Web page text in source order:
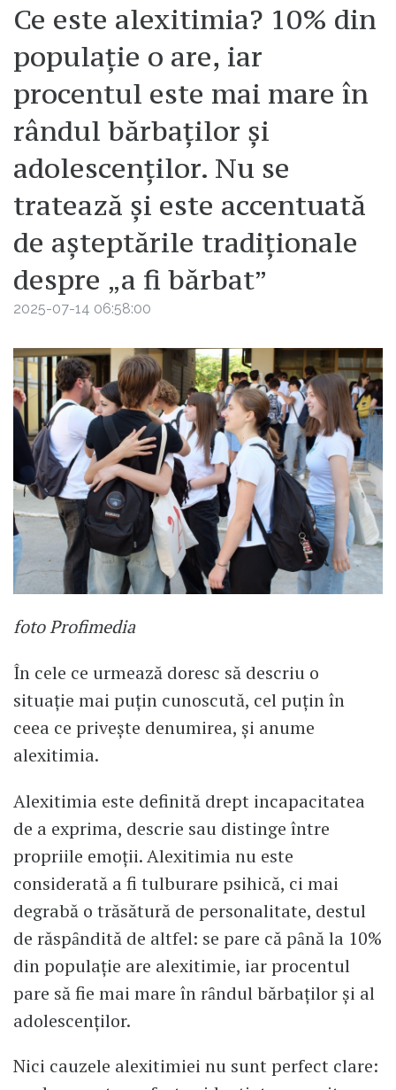
Ce este alexitimia? 10% din
populaţie o are, iar
procentul este mai mare în
rândul bărbaţilor şi
adolescenţilor. Nu se
tratează și este accentuată
de așteptările tradiționale
despre „a fi bărbat”
2025-07-14 06:58:00
foto Profimedia
În cele ce urmează doresc să descriu o
situaţie mai puţin cunoscută, cel puţin în
ceea ce priveşte denumirea, şi anume
alexitimia.
Alexitimia este definită drept incapacitatea
de a exprima, descrie sau distinge între
propriile emoţii. Alexitimia nu este
considerată a fi tulburare psihică, ci mai
degrabă o trăsătură de personalitate, destul
de răspȃndită de altfel: se pare că pȃnă la 10%
din populaţie are alexitimie, iar procentul
pare să fie mai mare în rȃndul bărbaţilor şi al
adolescenţilor.
Nici cauzele alexitimiei nu sunt perfect clare: